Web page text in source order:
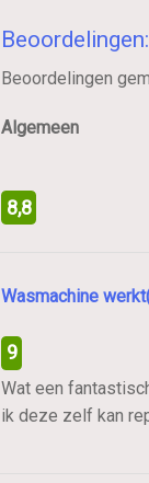
Beoordelingen:
Beoordelingen
Algemeen
8,8
Wasmachine
9
Wat een
ik deze zelf kan